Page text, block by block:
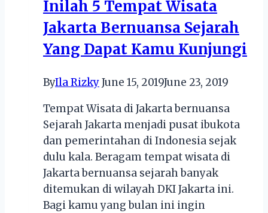
Inilah 5 Tempat Wisata
Jakarta Bernuansa Sejarah
Yang Dapat Kamu Kunjungi
ByIla RizkyJune 15, 2019June 23, 2019
Tempat Wisata di Jakarta bernuansa
Sejarah Jakarta menjadi pusat ibukota
dan pemerintahan di Indonesia sejak
dulu kala. Beragam tempat wisata di
Jakarta bernuansa sejarah banyak
ditemukan di wilayah DKI Jakarta ini.
Bagi kamu yang bulan ini ingin